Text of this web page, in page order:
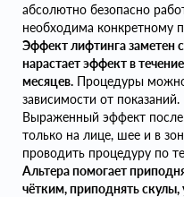
абсолютно безопасно
необходима конкретному
Эффект лифтинга заметен
нарастает эффект в
месяцев. Процедуры
зависимости от показаний.
Выраженный эффект
только на лице, шее и в
проводить процедуру по
Альтера помогает
чётким, приподнять